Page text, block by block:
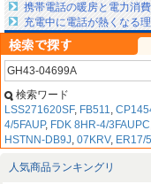
携帯電話の暖房と電力消
充電中に電話が熱くなる
検索ワード
LSS271620SF, FB511,
4/5FAUP, FDK 8HR-4/3FAUPC
HSTNN-DB9J, 07KRV, ER17/
人気商品ランキングリ